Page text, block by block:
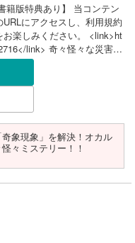
典あり】 当コンテン
にアクセスし、利用規約
お楽しみください。 <link>ht
々怪々な災害
めよ。 呪い・心霊・怪異
る奇怪な災害の総称「奇象現
害を最小限に減災するため
て働く化野アビのもとへ、今
。奇々怪々ミステリー開
象現象」を解決！オカル
々ミステリー！！